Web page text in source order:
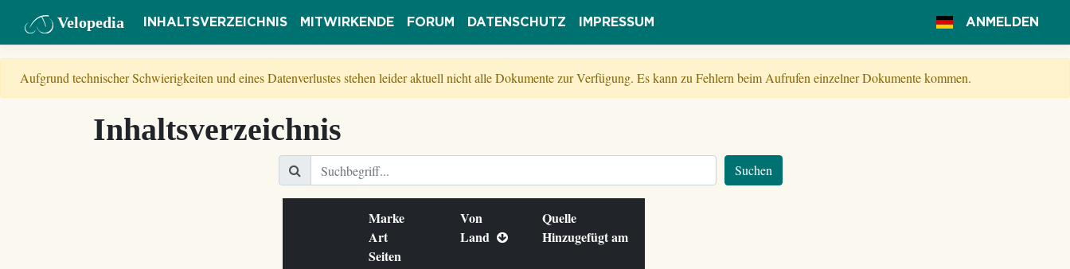
Velopedia INHALTSVERZEICHNIS MITWIRKENDE FORUM DATENSCHUTZ IMPRESSUM ANMELDEN
Aufgrund technischer Schwierigkeiten und eines Datenverlustes stehen leider aktuell nicht alle Dokumente zur Verfügung. Es kann zu Fehlern beim Aufrufen einzelner Dokumente kommen.
Inhaltsverzeichnis
Suchen
Marke
Art
Seiten
Von
Land
Quelle
Hinzugefügt am